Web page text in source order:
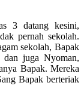
3 datang kesini,
pernah sekolah.
sekolah, Bapak
juga Nyoman,
Bapak. Mereka
Bapak berteriak